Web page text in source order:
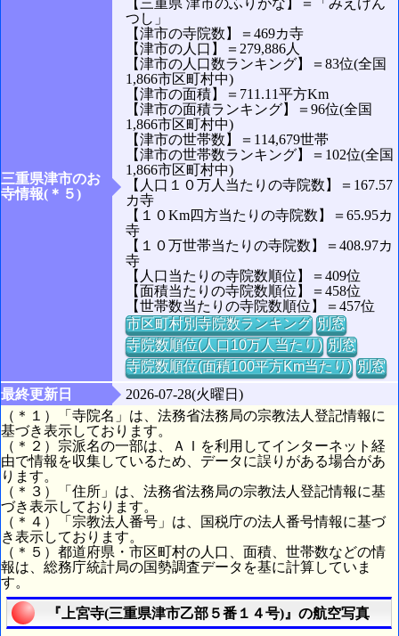
三重県津市のお
寺情報(＊５)
【三重県 津市のふりがな】＝「みえけん
つし」
【津市の寺院数】＝469カ寺
【津市の人口】＝279,886人
【津市の人口数ランキング】＝83位(全国
1,866市区町村中)
【津市の面積】＝711.11平方Km
【津市の面積ランキング】＝96位(全国
1,866市区町村中)
【津市の世帯数】＝114,679世帯
【津市の世帯数ランキング】＝102位(全国
1,866市区町村中)
【人口１０万人当たりの寺院数】＝167.57
カ寺
【１０Km四方当たりの寺院数】＝65.95カ
寺
【１０万世帯当たりの寺院数】＝408.97カ
寺
【人口当たりの寺院数順位】＝409位
【面積当たりの寺院数順位】＝458位
【世帯数当たりの寺院数順位】＝457位
市区町村別寺院数ランキング 別窓
寺院数順位(人口10万人当たり) 別窓
寺院数順位(面積100平方Km当たり) 別窓
最終更新日
2026-07-28(火曜日)
（＊１）「寺院名」は、法務省法務局の宗教法人登記情報に
基づき表示しております。
（＊２）宗派名の一部は、ＡＩを利用してインターネット経
由で情報を収集しているため、データに誤りがある場合があ
ります。
（＊３）「住所」は、法務省法務局の宗教法人登記情報に基
づき表示しております。
（＊４）「宗教法人番号」は、国税庁の法人番号情報に基づ
き表示しております。
（＊５）都道府県・市区町村の人口、面積、世帯数などの情
報は、総務庁統計局の国勢調査データを基に計算していま
す。
『上宮寺(三重県津市乙部５番１４号)』の航空写真